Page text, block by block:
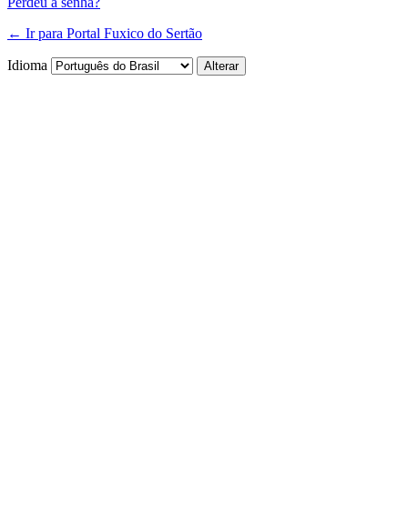
← Ir para Portal Fuxico do Sertão
Idioma